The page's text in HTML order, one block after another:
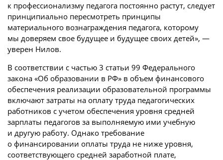
к профессионализму педагога постоянно растут, следует
принципиально пересмотреть принципы
материального вознаграждения педагога, которому
мы доверяем свое будущее и будущее своих детей», —
уверен Нилов.
В соответствии с частью 3 статьи 99 Федерального
закона «Об образовании в РФ» в объем финансового
обеспечения реализации образовательной программы
включают затраты на оплату труда педагогических
работников с учетом обеспечения уровня средней
зарплаты педагогов за выполняемую ими учебную
и другую работу. Однако требование
о финансировании оплаты труда не ниже уровня,
соответствующего средней заработной плате,